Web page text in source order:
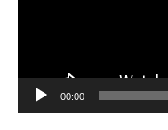
00:00